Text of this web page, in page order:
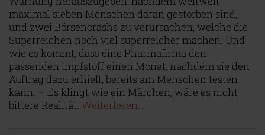
maximal sieben Menschen daran gestorben sind,
und zwei Börsencrashs zu verursachen, welche die
Superreichen noch viel superreicher machen. Und
wie es kommt, dass eine Pharmafirma den
passenden Impfstoff einen Monat, nachdem sie den
Auftrag dazu erhielt, bereits am Menschen testen
kann. – Es klingt wie ein Märchen, wäre es nicht
bittere Realität. Weiterlesen...